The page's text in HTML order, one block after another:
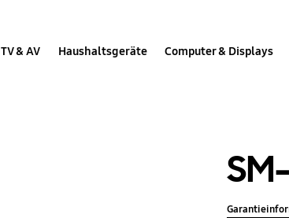
TV & AV Haushaltsgeräte Computer & Displays